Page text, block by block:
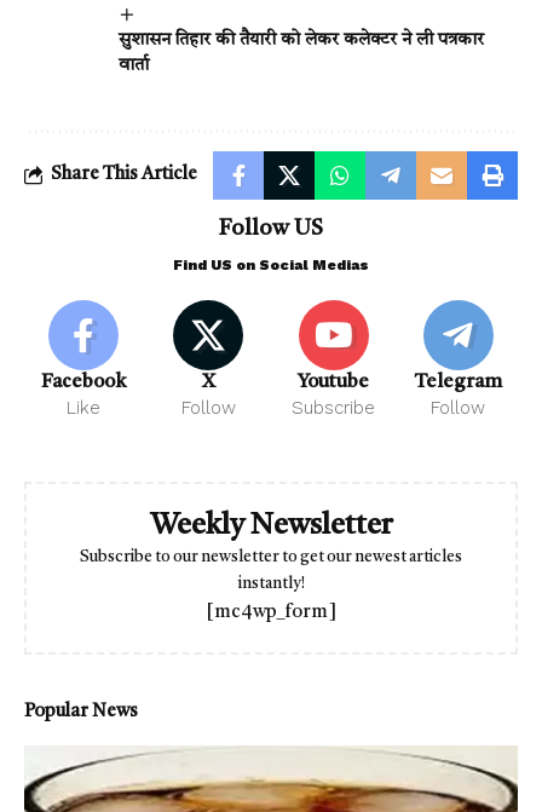
सुशासन तिहार की तैयारी को लेकर कलेक्टर ने ली पत्रकार
वार्ता
Share This Article
Follow US
Find US on Social Medias
Facebook
Like
X
Follow
Youtube
Subscribe
Telegram
Follow
Weekly Newsletter
Subscribe to our newsletter to get our newest articles
instantly!
[mc4wp_form]
Popular News